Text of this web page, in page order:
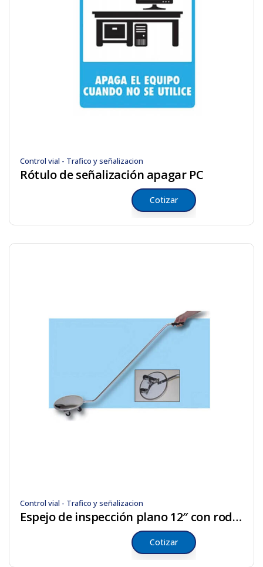
Control vial - Trafico y señalizacion
Rótulo de señalización apagar PC
Cotizar
Control vial - Trafico y señalizacion
Espejo de inspección plano 12″ con rodos
Cotizar